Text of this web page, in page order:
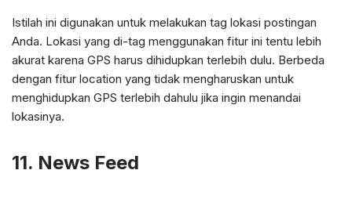
Istilah ini digunakan untuk melakukan tag lokasi postingan
Anda. Lokasi yang di-tag menggunakan fitur ini tentu lebih
akurat karena GPS harus dihidupkan terlebih dulu. Berbeda
dengan fitur location yang tidak mengharuskan untuk
menghidupkan GPS terlebih dahulu jika ingin menandai
lokasinya.
11. News Feed